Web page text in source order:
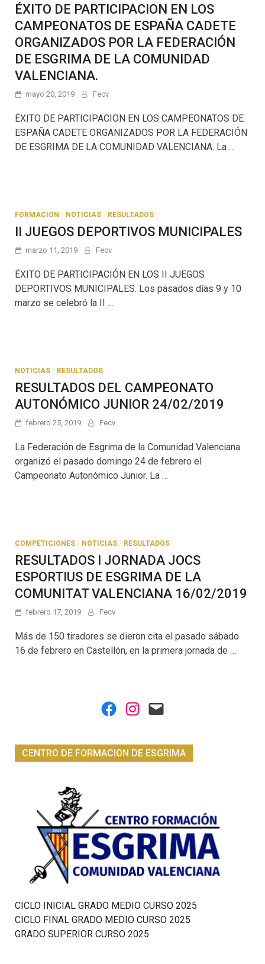
ÉXITO DE PARTICIPACION EN LOS
CAMPEONATOS DE ESPAÑA CADETE
ORGANIZADOS POR LA FEDERACIÓN
DE ESGRIMA DE LA COMUNIDAD
VALENCIANA.
mayo 20, 2019 Fecv
ÉXITO DE PARTICIPACION EN LOS CAMPEONATOS DE
ESPAÑA CADETE ORGANIZADOS POR LA FEDERACIÓN
DE ESGRIMA DE LA COMUNIDAD VALENCIANA. La …
FORMACION / NOTICIAS / RESULTADOS
II JUEGOS DEPORTIVOS MUNICIPALES
marzo 11, 2019 Fecv
ÉXITO DE PARTICIPACIÓN EN LOS II JUEGOS
DEPORTIVOS MUNICIPALES. Los pasados días 9 y 10
marzo se celebró la II …
NOTICIAS / RESULTADOS
RESULTADOS DEL CAMPEONATO
AUTONÓMICO JUNIOR 24/02/2019
febrero 25, 2019 Fecv
La Federación de Esgrima de la Comunidad Valenciana
organizó el pasado domingo 24 de febrero el
Campeonato Autonómico Junior. La …
COMPETICIONES / NOTICIAS / RESULTADOS
RESULTADOS I JORNADA JOCS
ESPORTIUS DE ESGRIMA DE LA
COMUNITAT VALENCIANA 16/02/2019
febrero 17, 2019 Fecv
Más de 150 tiradores se dieron cita el pasado sábado
16 de febrero en Castellón, en la primera jornada de …
Facebook
Instagram
Mail
CENTRO DE FORMACION DE ESGRIMA
CICLO INICIAL GRADO MEDIO CURSO 2025
CICLO FINAL GRADO MEDIO CURSO 2025
GRADO SUPERIOR CURSO 2025